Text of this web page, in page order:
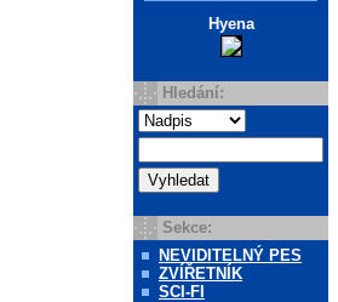
Hyena
Hledání:
Sekce:
NEVIDITELNÝ PES
ZVÍŘETNÍK
SCI-FI